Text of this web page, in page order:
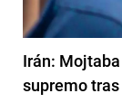
Irán:
supremo